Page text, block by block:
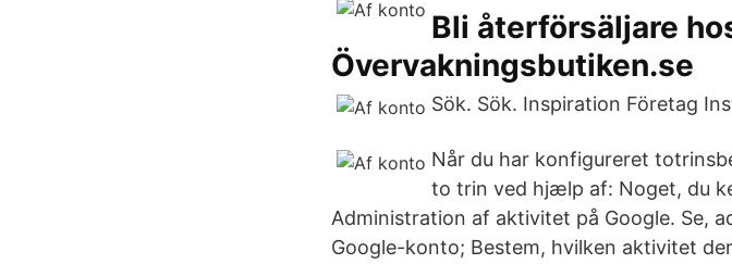
Bli återförsäljare
Övervakningsbutiken.se
Sök. Sök. Inspiration Företag
Når du har konfigureret
to trin ved hjælp af: Noget, du
Administration af aktivitet på Google. Se,
Google-konto; Bestem, hvilken aktivitet